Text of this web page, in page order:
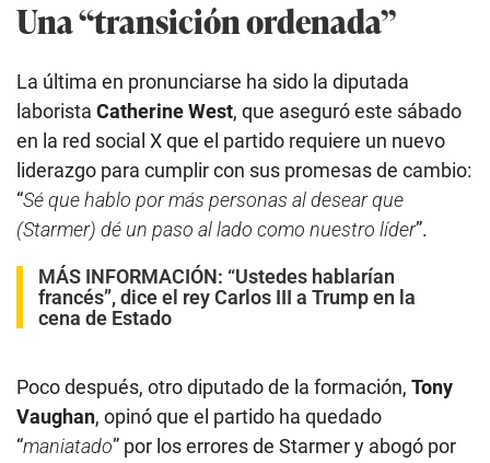
Una “transición ordenada”
La última en pronunciarse ha sido la diputada
laborista Catherine West, que aseguró este sábado
en la red social X que el partido requiere un nuevo
liderazgo para cumplir con sus promesas de cambio:
“Sé que hablo por más personas al desear que
(Starmer) dé un paso al lado como nuestro líder”.
MÁS INFORMACIÓN: “Ustedes hablarían
francés”, dice el rey Carlos III a Trump en la
cena de Estado
Poco después, otro diputado de la formación, Tony
Vaughan, opinó que el partido ha quedado
“maniatado” por los errores de Starmer y abogó por